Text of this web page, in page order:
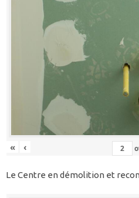
« ‹
Le Centre en démolition et